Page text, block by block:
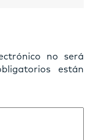
no será
están